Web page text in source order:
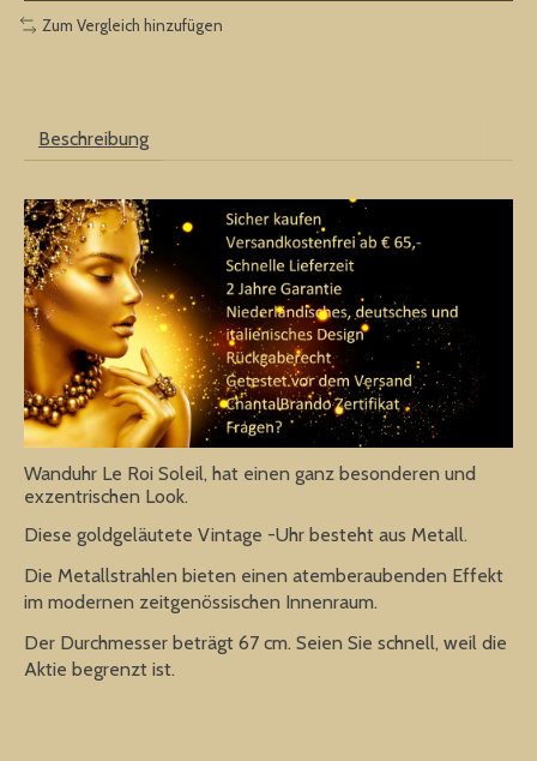
Zum Vergleich hinzufügen
Beschreibung
Wanduhr Le Roi Soleil, hat einen ganz besonderen und
exzentrischen Look.
Diese goldgeläutete Vintage -Uhr besteht aus Metall.
Die Metallstrahlen bieten einen atemberaubenden Effekt
im modernen zeitgenössischen Innenraum.
Der Durchmesser beträgt 67 cm. Seien Sie schnell, weil die
Aktie begrenzt ist.